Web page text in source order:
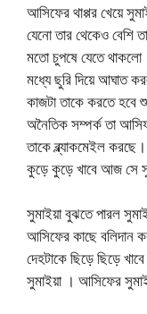
আসিফের থাপ্পর খেয়ে
যেনো তার থেকেও বেশি
মতো চুপষে যেতে
মধ্যে ছুরি দিয়ে আঘাত
কাজটা তাকে করতে হবে
অনৈতিক সম্পর্ক তা
তাকে ব্ল্যাকমেইল
কুড়ে কুড়ে খাবে আজ সে
সুমাইয়া বুঝতে পারল
আসিফের কাছে বলিদান
দেহটাকে ছিড়ে ছিড়ে
সুমাইয়া । আসিফের